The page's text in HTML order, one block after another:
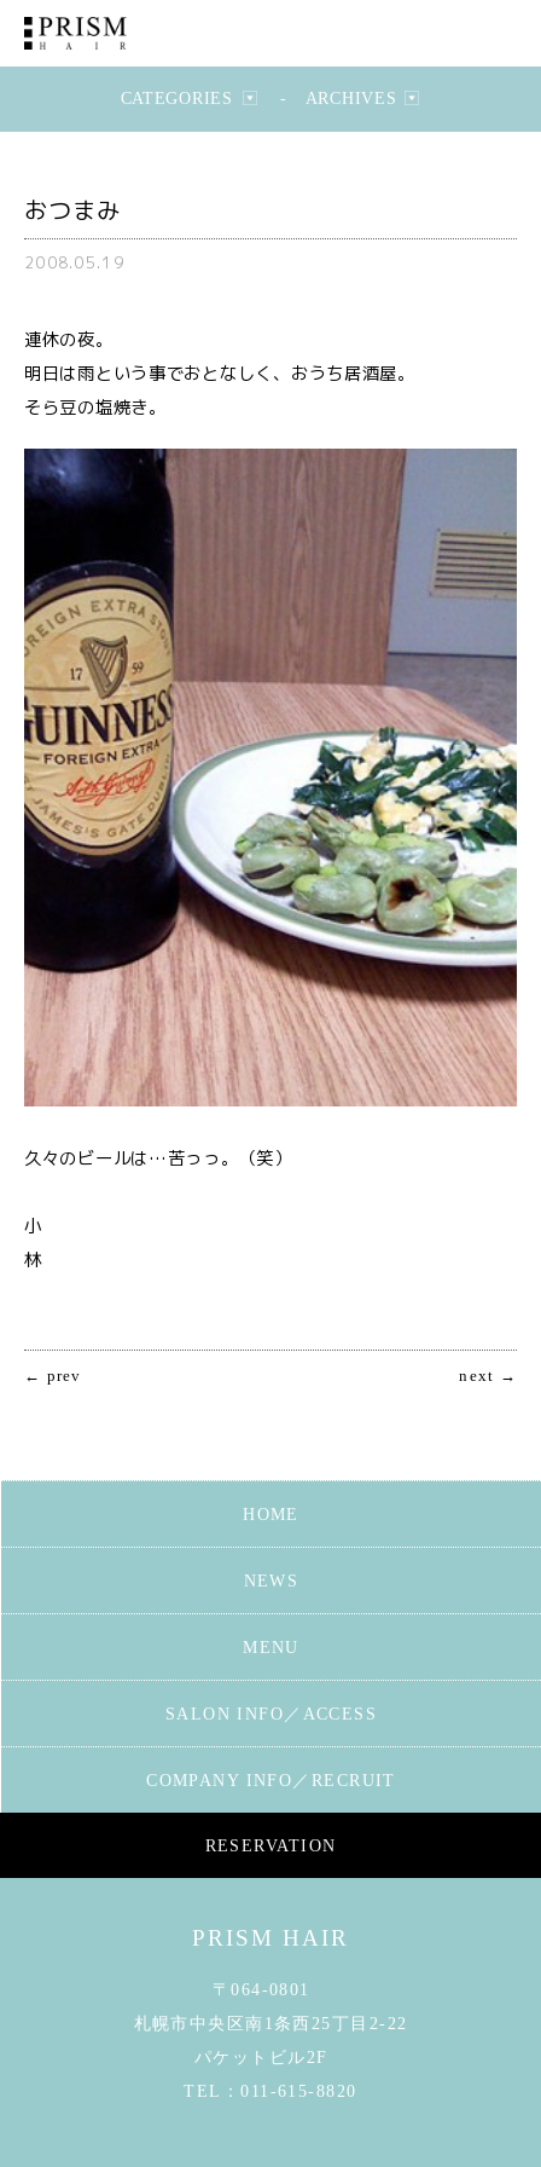
CATEGORIES - ARCHIVES
おつまみ
2008.05.19
連休の夜。
明日は雨という事でおとなしく、おうち居酒屋。
そら豆の塩焼き。
久々のビールは…苦っっ。（笑）
小
← prev next →
HOME
NEWS
MENU
SALON INFO／ACCESS
COMPANY INFO／RECRUIT
RESERVATION
PRISM HAIR
〒064-0801
札幌市中央区南1条西25丁目2-22
パケットビル2F
TEL：011-615-8820